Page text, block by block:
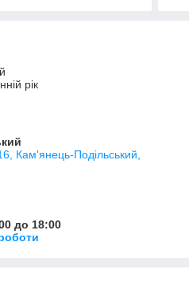
рік
Кам'янець-Подільський,
до 18:00